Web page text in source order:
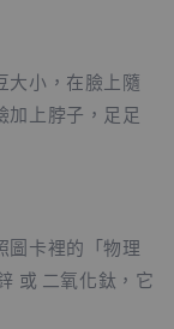
大小，在臉上隨
加上脖子，足足
圖卡裡的「物理
或 二氧化鈦，它